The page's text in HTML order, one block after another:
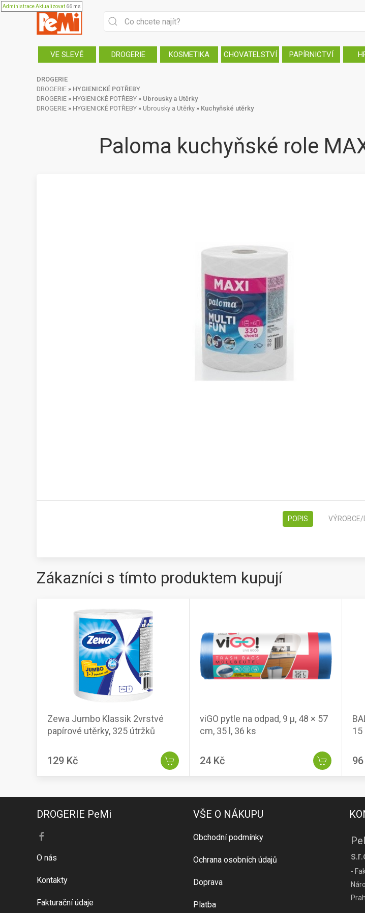
AdministraceAktualizovat 66 ms
VE SLEVĚ DROGERIE KOSMETIKA CHOVATELSTVÍ PAPÍRNICTVÍ
DROGERIE
DROGERIE » HYGIENICKÉ POTŘEBY
DROGERIE » HYGIENICKÉ POTŘEBY » Ubrousky a Utěrky
DROGERIE » HYGIENICKÉ POTŘEBY » Ubrousky a Utěrky » Kuchyňské utěrky
Paloma kuchyňské role
POPIS VÝROBCE/
Zákazníci s tímto produktem kupují
Zewa Jumbo Klassik 2vrstvé
papírové utěrky, 325 útržků
129 Kč
viGO pytle na odpad, 9 µ, 48 × 57
cm, 35 l, 36 ks
24 Kč
15
DROGERIE PeMi
O nás
Kontakty
Fakturační údaje
VŠE O NÁKUPU
Obchodní podmínky
Ochrana osobních údajů
Doprava
Platba
-